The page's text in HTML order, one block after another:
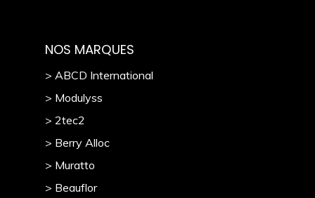
NOS MARQUES
> ABCD International
> Modulyss
> 2tec2
> Berry Alloc
> Muratto
> Beauflor